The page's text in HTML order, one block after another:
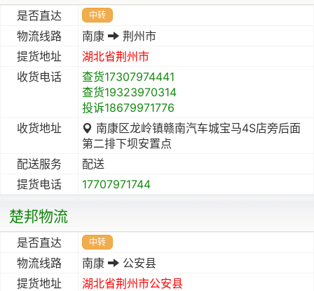
是否直达 中转
物流线路 南康
荆州市
提货地址
湖北省荆州市
收货电话
查货17307974441
查货19323970314
投诉18679971776
收货地址
南康区龙岭镇赣南汽车城宝马4S店旁后面
第二排下坝安置点
配送服务
配送
提货电话
17707971744
楚邦物流
是否直达 中转
物流线路 南康
公安县
提货地址
湖北省荆州市公安县